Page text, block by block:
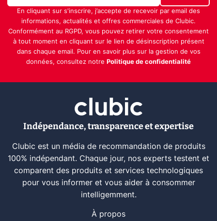
En cliquant sur s'inscrire, j’accepte de recevoir par email des
informations, actualités et offres commerciales de Clubic.
Conformément au RGPD, vous pouvez retirer votre consentement
à tout moment en cliquant sur le lien de désinscription présent
dans chaque email. Pour en savoir plus sur la gestion de vos
données, consultez notre Politique de confidentialité
Indépendance, transparence et expertise
Clubic est un média de recommandation de produits
100% indépendant. Chaque jour, nos experts testent et
comparent des produits et services technologiques
pour vous informer et vous aider à consommer
intelligemment.
À propos